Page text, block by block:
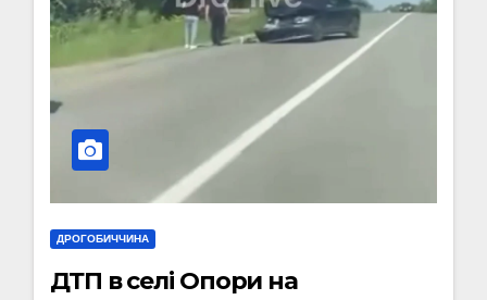
ДРОГОБИЧЧИНА
ДТП в селі Опори на